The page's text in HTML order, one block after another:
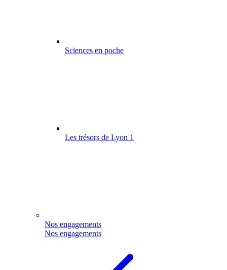
Sciences en poche
Les trésors de Lyon 1
Nos engagements
Nos engagements